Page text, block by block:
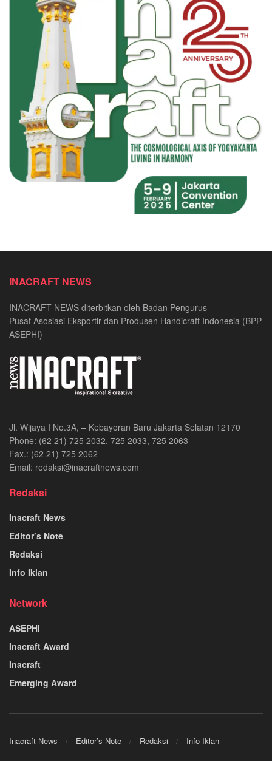
INACRAFT NEWS
INACRAFT NEWS diterbitkan oleh Badan Pengurus
Pusat Asosiasi Eksportir dan Produsen Handicraft Indonesia (BPP
ASEPHI)
Jl. Wijaya I No.3A, – Kebayoran Baru Jakarta Selatan 12170
Phone: (62 21) 725 2032, 725 2033, 725 2063
Fax.: (62 21) 725 2062
Email: redaksi@inacraftnews.com
Redaksi
Inacraft News
Editor’s Note
Redaksi
Info Iklan
Network
ASEPHI
Inacraft Award
Inacraft
Emerging Award
Inacraft News Editor’s Note Redaksi Info Iklan